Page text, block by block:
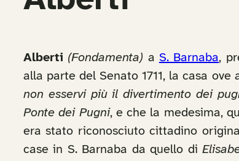
Alberti (Fondamenta) a S. Barnaba,
alla parte del Senato 1711, la casa
non esservi più il divertimento dei
Ponte dei Pugni, e che la medesima,
era stato riconosciuto cittadino
case in S. Barnaba da quello di